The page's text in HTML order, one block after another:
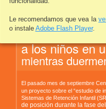
Dulces
El pasado mes de septiembre
un proyecto sobre el “estudio de
Sistemas de Retención Infantil
de posición durante la fase
Análisis de la
a los niños en
mientras
Le recomendamos que vea la
o instale Adobe Flash Player.